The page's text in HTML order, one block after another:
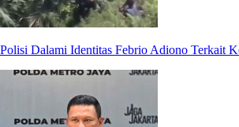
Polisi Dalami Identitas Febrio Adiono Terkait